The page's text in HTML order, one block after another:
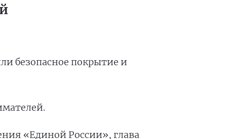
безопасное покрытие и
«Единой России», глава